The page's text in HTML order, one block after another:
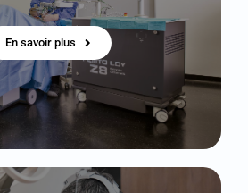
En savoir plus